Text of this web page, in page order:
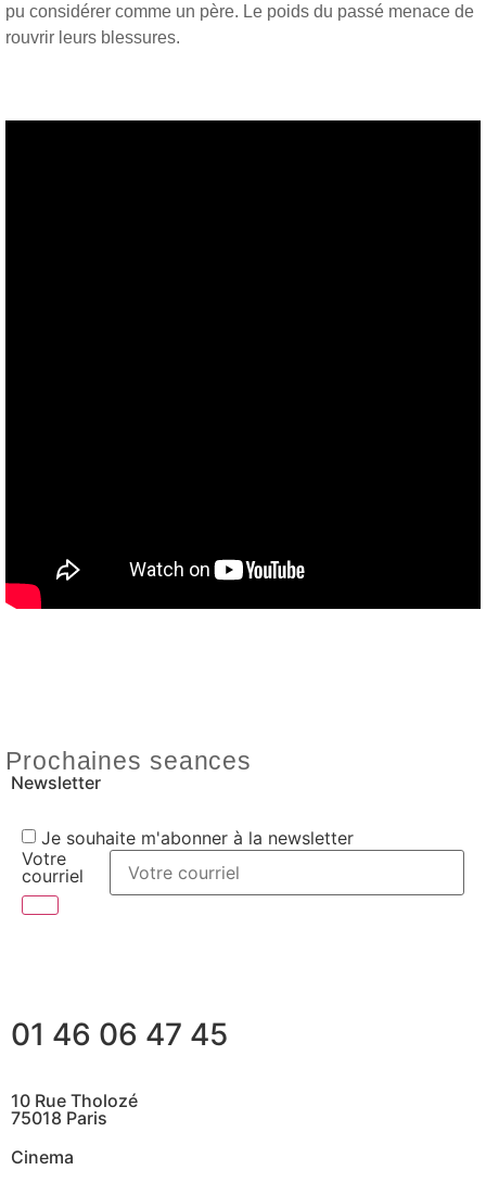
pu considérer comme un père. Le poids du passé menace de
rouvrir leurs blessures.
Prochaines seances
Newsletter
Je souhaite m'abonner à la newsletter
Votre
courriel
01 46 06 47 45
10 Rue Tholozé
75018 Paris
Cinema